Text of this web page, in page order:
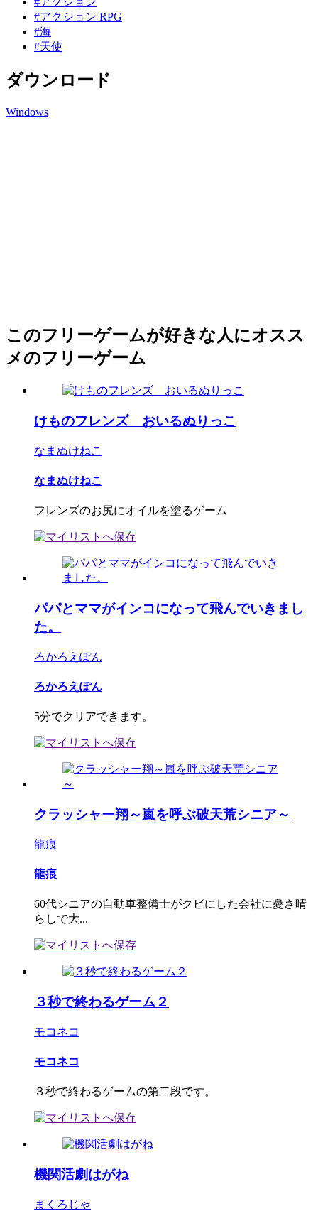
#アクション RPG
#海
#天使
ダウンロード
Windows
このフリーゲームが好きな人にオスス
メのフリーゲーム
けものフレンズ おいるぬりっこ
なまぬけねこ
なまぬけねこ
フレンズのお尻にオイルを塗るゲーム
パパとママがインコになって飛んでいきまし
た。
ろかろえぽん
ろかろえぽん
5分でクリアできます。
クラッシャー翔～嵐を呼ぶ破天荒シニア～
龍痕
龍痕
60代シニアの自動車整備士がクビにした会社に憂さ晴
らしで大...
３秒で終わるゲーム２
モコネコ
モコネコ
３秒で終わるゲームの第二段です。
機関活劇はがね
まくろじゃ